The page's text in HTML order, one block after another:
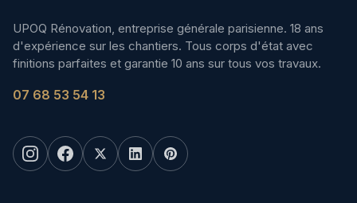
UPOQ Rénovation, entreprise générale parisienne. 18 ans
d'expérience sur les chantiers. Tous corps d'état avec
finitions parfaites et garantie 10 ans sur tous vos travaux.
07 68 53 54 13